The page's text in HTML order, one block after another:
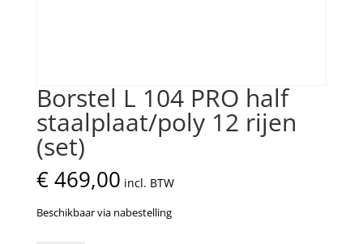
Borstel L 104 PRO half
staalplaat/poly 12 rijen
(set)
€469,00 incl. BTW
Beschikbaar via nabestelling